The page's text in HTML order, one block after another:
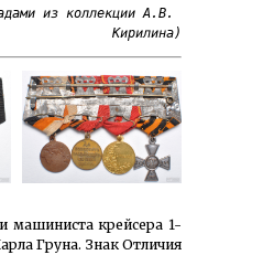
из коллекции А.В.
Кирилина)
машиниста крейсера 1-
Груна. Знак Отличия